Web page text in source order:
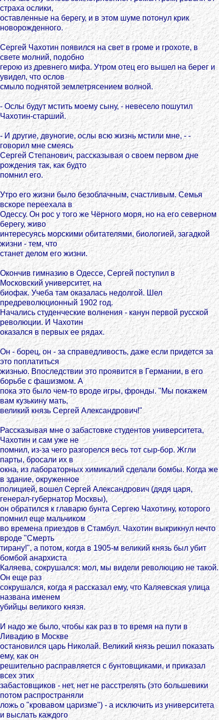
страха ослики,
оставленные на берегу, и в этом шуме потонул крик
новорожденного.
Сергей Чахотин появился на свет в громе и грохоте, в
свете молний, подобно
герою из древнего мифа. Утром отец его вышел на берег и
увидел, что ослов
смыло поднятой землетрясением волной.
- Ослы будут мстить моему сыну, - невесело пошутил
Чахотин-старший.
- И другие, двуногие, ослы всю жизнь мстили мне, - -
говорил мне смеясь
Сергей Степанович, рассказывая о своем первом дне
рождения так, как будто
помнил его.
Утро его жизни было безоблачным, счастливым. Семья
вскоре переехала в
Одессу. Он рос у того же Чёрного моря, но на его северном
берегу, живо
интересуясь морскими обитателями, биологией, загадкой
жизни - тем, что
станет делом его жизни.
Окончив гимназию в Одессе, Сергей поступил в
Московский университет, на
биофак. Учеба там оказалась недолгой. Шел
предреволюционный 1902 год.
Начались студенческие волнения - канун первой русской
революции. И Чахотин
оказался в первых ее рядах.
Он - борец, он - за справедливость, даже если придется за
это поплатиться
жизнью. Впоследствии это проявится в Германии, в его
борьбе с фашизмом. А
пока это было чем-то вроде игры, фронды. "Мы покажем
вам кузькину мать,
великий князь Сергей Александрович!"
Рассказывая мне о забастовке студентов университета,
Чахотин и сам уже не
помнил, из-за чего разгорелся весь тот сыр-бор. Жгли
парты, бросали их в
окна, из лабораторных химикалий сделали бомбы. Когда же
в здание, окруженное
полицией, вошел Сергей Александрович (дядя царя,
генерал-губернатор Москвы),
он обратился к главарю бунта Сергею Чахотину, которого
помнил еще мальчиком
во времена приездов в Стамбул. Чахотин выкрикнул нечто
вроде "Смерть
тирану!", а потом, когда в 1905-м великий князь был убит
бомбой анархиста
Каляева, сокрушался: мол, мы видели революцию не такой.
Он еще раз
сокрушался, когда я рассказал ему, что Каляевская улица
названа именем
убийцы великого князя.
И надо же было, чтобы как раз в то время на пути в
Ливадию в Москве
остановился царь Николай. Великий князь решил показать
ему, как он
решительно расправляется с бунтовщиками, и приказал
всех этих
забастовщиков - нет, нет не расстрелять (это большевики
потом распространяли
ложь о "кровавом царизме") - а исключить из университета
и выслать каждого